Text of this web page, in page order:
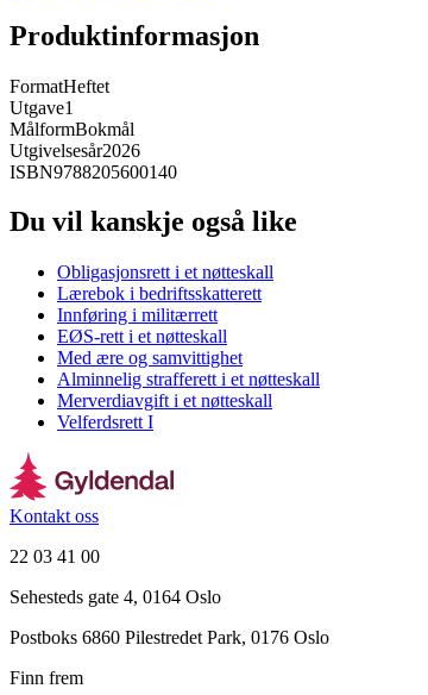
Produktinformasjon
FormatHeftet
Utgave1
MålformBokmål
Utgivelsesår2026
ISBN9788205600140
Du vil kanskje også like
Obligasjonsrett i et nøtteskall
Lærebok i bedriftsskatterett
Innføring i militærrett
EØS-rett i et nøtteskall
Med ære og samvittighet
Alminnelig strafferett i et nøtteskall
Merverdiavgift i et nøtteskall
Velferdsrett I
Kontakt oss
22 03 41 00
Sehesteds gate 4, 0164 Oslo
Postboks 6860 Pilestredet Park, 0176 Oslo
Finn frem